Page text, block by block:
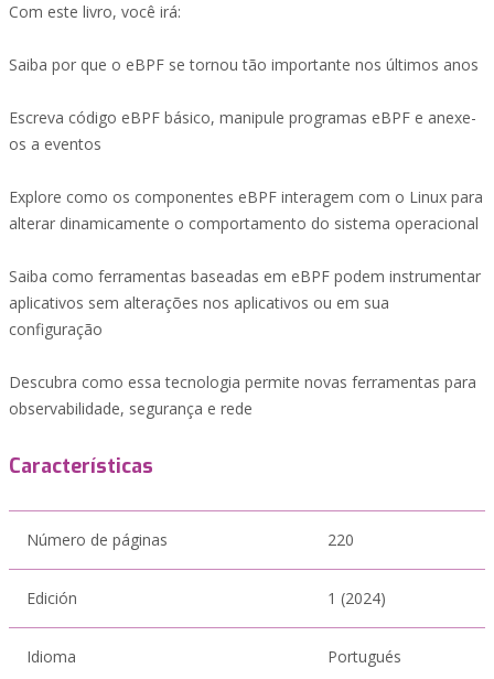
Com este livro, você irá:
Saiba por que o eBPF se tornou tão importante nos últimos anos
Escreva código eBPF básico, manipule programas eBPF e anexe-
os a eventos
Explore como os componentes eBPF interagem com o Linux para
alterar dinamicamente o comportamento do sistema operacional
Saiba como ferramentas baseadas em eBPF podem instrumentar
aplicativos sem alterações nos aplicativos ou em sua
configuração
Descubra como essa tecnologia permite novas ferramentas para
observabilidade, segurança e rede
Características
Número de páginas 220
Edición 1 (2024)
Idioma Portugués